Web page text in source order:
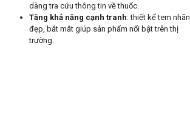
dàng tra cứu thông tin về thuốc.
Tăng khả năng cạnh tranh: thiết kế tem nhãn
đẹp, bắt mắt giúp sản phẩm nổi bật trên thị
trường.